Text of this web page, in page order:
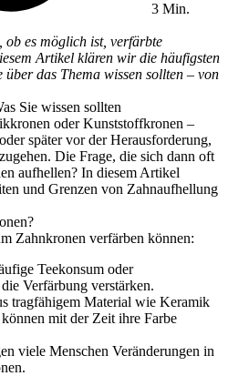
3 Min.
ob es möglich ist, verfärbte
Artikel klären wir die häufigsten
das Thema wissen sollten – von
Sie wissen sollten
oder Kunststoffkronen –
später vor der Herausforderung,
Die Frage, die sich dann oft
aufhellen? In diesem Artikel
und Grenzen von Zahnaufhellung
Zahnkronen verfärben können:
Teekonsum oder
Verfärbung verstärken.
tragfähigem Material wie Keramik
mit der Zeit ihre Farbe
viele Menschen Veränderungen in